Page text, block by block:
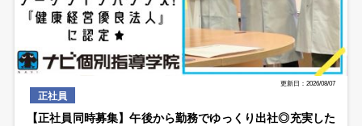
更新日：2026/08/07
正社員
【正社員同時募集】午後から勤務でゆっくり出社◎充実した